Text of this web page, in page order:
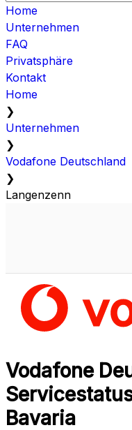
Home
Unternehmen
FAQ
Privatsphäre
Kontakt
Home
❯
Unternehmen
❯
Vodafone Deutschland
❯
Langenzenn
Vodafone
Bavaria